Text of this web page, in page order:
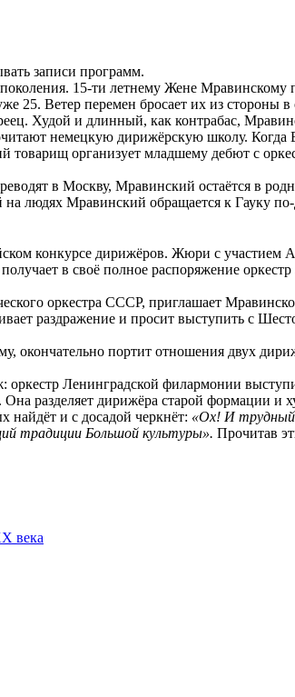
записи программ.
15-ти летнему Жене Мравинскому
25. Ветер перемен бросает их из
Худой и длинный, как контрабас,
немецкую дирижёрскую школу. Когда
товарищ организует младшему дебют с
в Москву, Мравинский остаётся в
людях Мравинский обращается к Гауку
конкурсе дирижёров. Жюри с
в своё полное распоряжение
оркестра СССР, приглашает
раздражение и просит выступить с
портит отношения двух
Ленинградской филармонии
разделяет дирижёра старой формации и
найдёт и с досадой черкнёт: «Ох! И трудный
традиции Большой культуры». Прочитав
века